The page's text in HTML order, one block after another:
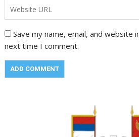
Save my name, email, and website
next time I comment.